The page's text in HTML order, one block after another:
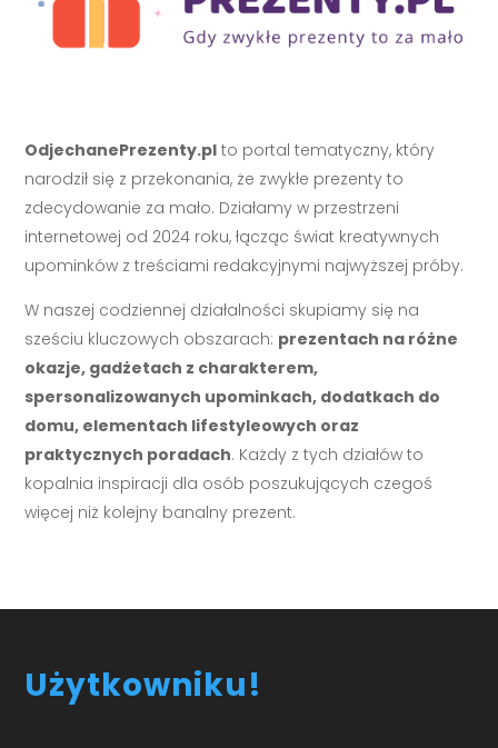
OdjechanePrezenty.pl to portal tematyczny, który
narodził się z przekonania, że zwykłe prezenty to
zdecydowanie za mało. Działamy w przestrzeni
internetowej od 2024 roku, łącząc świat kreatywnych
upominków z treściami redakcyjnymi najwyższej próby.
W naszej codziennej działalności skupiamy się na
sześciu kluczowych obszarach: prezentach na różne
okazje, gadżetach z charakterem,
spersonalizowanych upominkach, dodatkach do
domu, elementach lifestyleowych oraz
praktycznych poradach. Każdy z tych działów to
kopalnia inspiracji dla osób poszukujących czegoś
więcej niż kolejny banalny prezent.
Użytkowniku!